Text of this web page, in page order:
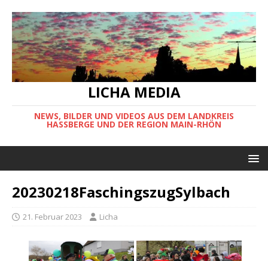
LICHA MEDIA
NEWS, BILDER UND VIDEOS AUS DEM LANDKREIS
HASSBERGE UND DER REGION MAIN-RHÖN
20230218FaschingszugSylbach
21. Februar 2023 Licha